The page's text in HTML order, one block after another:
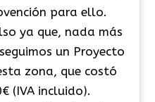
para ello.
ya que, nada más
un Proyecto
zona, que costó
(IVA incluido).